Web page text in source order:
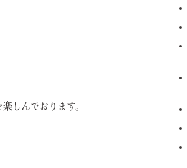
しんでおります。